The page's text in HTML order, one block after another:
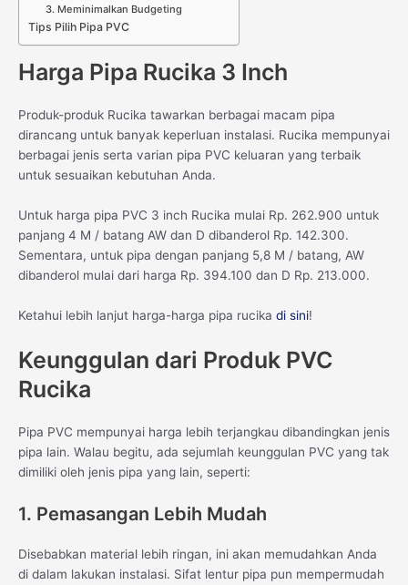
3. Meminimalkan Budgeting
Tips Pilih Pipa PVC
Harga Pipa Rucika 3 Inch
Produk-produk Rucika tawarkan berbagai macam pipa
dirancang untuk banyak keperluan instalasi. Rucika mempunyai
berbagai jenis serta varian pipa PVC keluaran yang terbaik
untuk sesuaikan kebutuhan Anda.
Untuk harga pipa PVC 3 inch Rucika mulai Rp. 262.900 untuk
panjang 4 M / batang AW dan D dibanderol Rp. 142.300.
Sementara, untuk pipa dengan panjang 5,8 M / batang, AW
dibanderol mulai dari harga Rp. 394.100 dan D Rp. 213.000.
Ketahui lebih lanjut harga-harga pipa rucika di sini!
Keunggulan dari Produk PVC
Rucika
Pipa PVC mempunyai harga lebih terjangkau dibandingkan jenis
pipa lain. Walau begitu, ada sejumlah keunggulan PVC yang tak
dimiliki oleh jenis pipa yang lain, seperti:
1. Pemasangan Lebih Mudah
Disebabkan material lebih ringan, ini akan memudahkan Anda
di dalam lakukan instalasi. Sifat lentur pipa pun mempermudah